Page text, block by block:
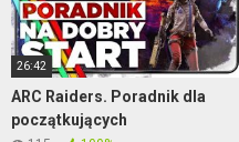
26:42
ARC Raiders. Poradnik dla
początkujących